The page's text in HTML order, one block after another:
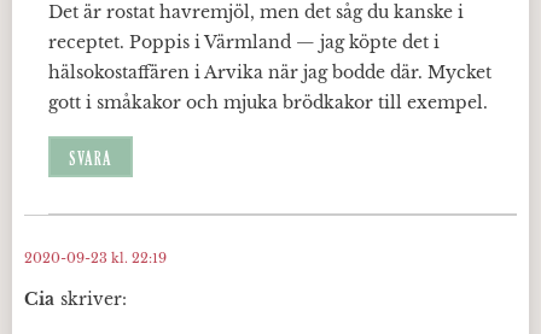
Det är rostat havremjöl, men det såg du kanske i
receptet. Poppis i Värmland — jag köpte det i
hälsokostaffären i Arvika när jag bodde där. Mycket
gott i småkakor och mjuka brödkakor till exempel.
SVARA
Cia skriver:
2020-09-23 kl. 22:19